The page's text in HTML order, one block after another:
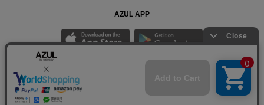
AZUL APP
最新ニュースやスタイリング紹介までAZUL BY MOUSSYのお得な情報がいち早くチェック